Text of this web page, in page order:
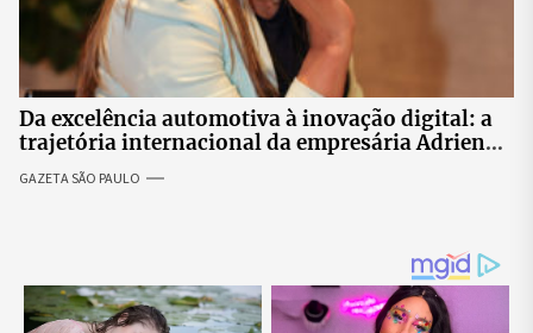
Da excelência automotiva à inovação digital: a
trajetória internacional da empresária Adriene
GAZETA SÃO PAULO